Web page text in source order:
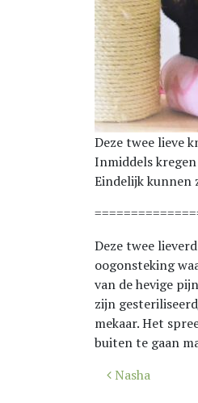
Deze twee lieve
Inmiddels
Eindelijk kunnen
Deze twee
oogonsteking
van de hevige
zijn
mekaar. Het
buiten te gaan
Bericht
Nasha